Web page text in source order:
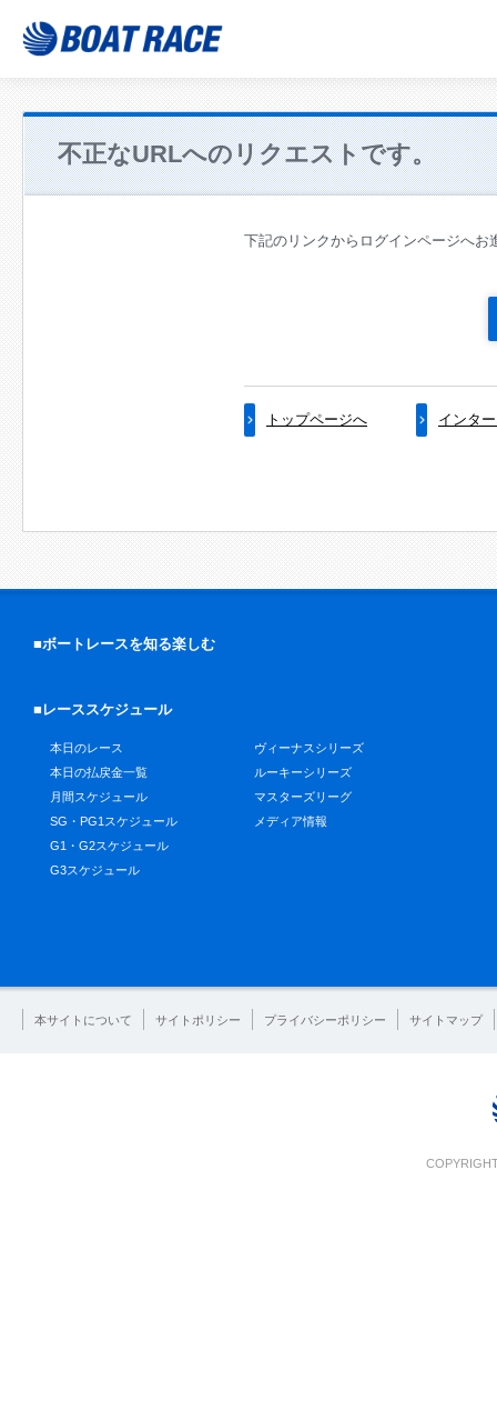
不正なURLへのリクエストです。
下記のリンクからログインページへお
トップページへ インタ
■ボートレースを知る楽しむ
■レーススケジュール
本日のレース
本日の払戻金一覧
月間スケジュール
SG・PG1スケジュール
G1・G2スケジュール
G3スケジュール
ヴィーナスシリーズ
ルーキーシリーズ
マスターズリーグ
メディア情報
本サイトについて サイトポリシー プライバシーポリシー サイトマップ